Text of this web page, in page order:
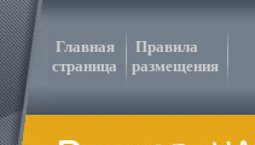
Главная
страница
Правила
размещения